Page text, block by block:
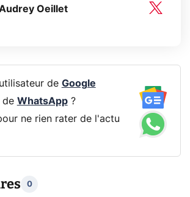
Oeillet
de Google
WhatsApp?
ne rien rater de l'actu
0